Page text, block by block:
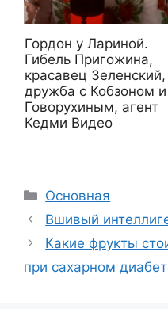
Гордон у Лариной.
Гибель Пригожина,
красавец Зеленский,
дружба с Кобзоном и
Говорухиным, агент
Кедми Видео
Рубрики
Основная
Вшивый
Какие фрукты
при сахарном